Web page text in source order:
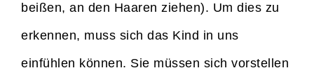
beißen, an den Haaren ziehen). Um dies zu
erkennen, muss sich das Kind in uns
einfühlen können. Sie müssen sich vorstellen